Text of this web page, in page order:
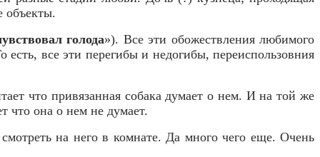
объекты.
голода»). Все эти обожествления любимого
все эти перегибы и недогибы, переиспользовния
что привязанная собака думает о нем. И на той же
что она о нем не думает.
на него в комнате. Да много чего еще. Очень